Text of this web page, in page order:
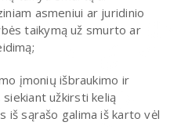
asmeniui ar juridinio
taikymą už smurto ar
įmonių išbraukimo ir
užkirsti kelią
iš sąrašo galima iš karto vėl